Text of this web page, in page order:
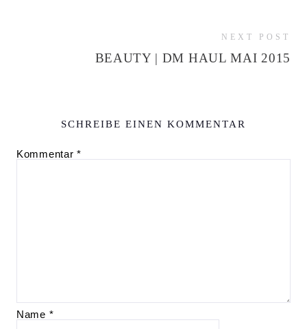
NEXT POST
BEAUTY | DM HAUL MAI 2015
SCHREIBE EINEN KOMMENTAR
Kommentar *
Name *